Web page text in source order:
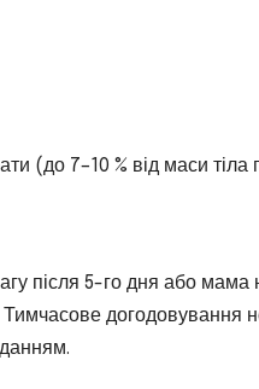
(до 7–10 % від маси тіла
після 5-го дня або мама
догодовування